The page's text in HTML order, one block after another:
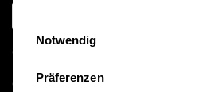
Notwendig
Präferenzen
Globale Website
Cookies